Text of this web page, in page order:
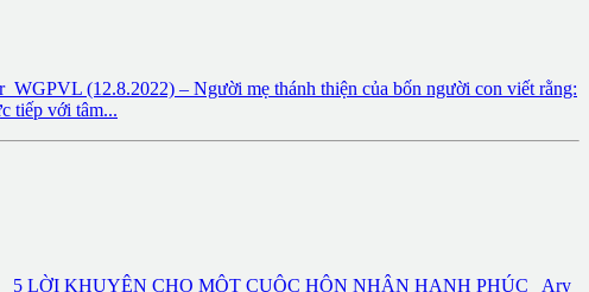
(12.8.2022) – Người mẹ thánh thiện của bốn người con viết rằng:
tiếp với tâm...
5 LỜI KHUYÊN CHO MỘT CUỘC HÔN NHÂN HẠNH PHÚC Ary